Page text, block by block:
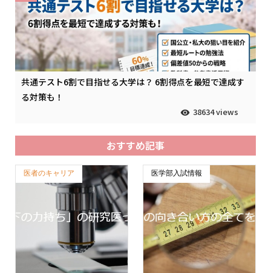
共通テスト6割で目指せる大学は？ 6割得点を最短で達成す
る対策も！
38634 views
おすすめ記事
医者のキャリア 医学部入試情報